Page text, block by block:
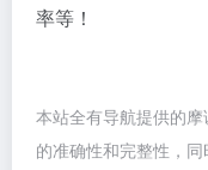
率等！
本站全有导航提供的
的准确性和完整性，